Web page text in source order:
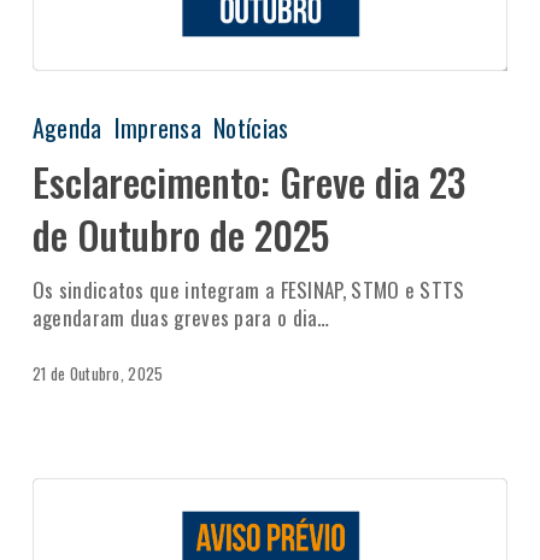
Agenda Imprensa Notícias
Esclarecimento: Greve dia 23
de Outubro de 2025
Os sindicatos que integram a FESINAP, STMO e STTS
agendaram duas greves para o dia…
21 de Outubro, 2025